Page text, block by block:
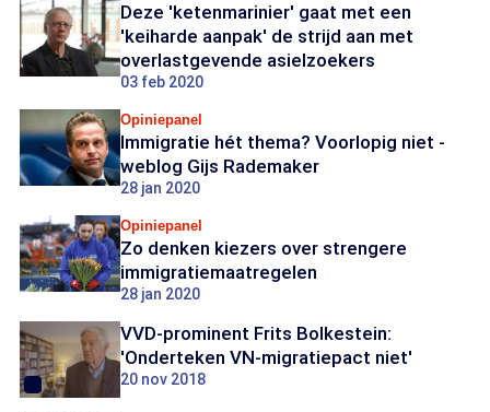
Deze 'ketenmarinier' gaat met een
'keiharde aanpak' de strijd aan met
overlastgevende asielzoekers
03 feb 2020
Opiniepanel
Immigratie hét thema? Voorlopig niet -
weblog Gijs Rademaker
28 jan 2020
Opiniepanel
Zo denken kiezers over strengere
immigratiemaatregelen
28 jan 2020
VVD-prominent Frits Bolkestein:
'Onderteken VN-migratiepact niet'
20 nov 2018